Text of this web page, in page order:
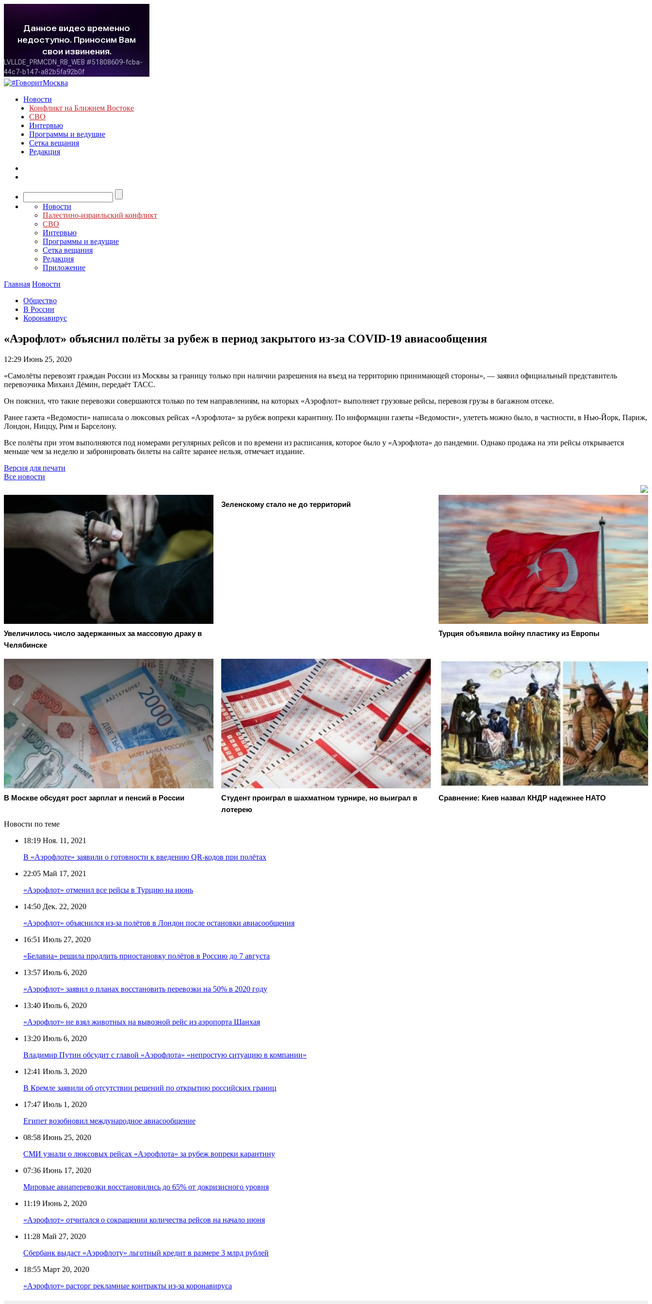
Новости
Конфликт на Ближнем Востоке
СВО
Интервью
Программы и ведущие
Сетка вещания
Редакция
Новости
Палестино-израильский конфликт
СВО
Интервью
Программы и ведущие
Сетка вещания
Редакция
Приложение
Главная Новости
Общество
В России
Коронавирус
«Аэрофлот» объяснил полёты за рубеж в период закрытого из-за COVID-19 авиасообщения
12:29 Июнь 25, 2020
«Самолёты перевозят граждан России из Москвы за границу только при наличии разрешения на въезд на территорию принимающей стороны», — заявил официальный представитель
перевозчика Михаил Дёмин, передаёт ТАСС.
Он пояснил, что такие перевозки совершаются только по тем направлениям, на которых «Аэрофлот» выполняет грузовые рейсы, перевозя грузы в багажном отсеке.
Ранее газета «Ведомости» написала о люксовых рейсах «Аэрофлота» за рубеж вопреки карантину. По информации газеты «Ведомости», улететь можно было, в частности, в Нью-Йорк, Париж,
Лондон, Ниццу, Рим и Барселону.
Все полёты при этом выполняются под номерами регулярных рейсов и по времени из расписания, которое было у «Аэрофлота» до пандемии. Однако продажа на эти рейсы открывается
меньше чем за неделю и забронировать билеты на сайте заранее нельзя, отмечает издание.
Версия для печати
Все новости
Увеличилось число задержанных за массовую драку в
Челябинске
Зеленскому стало не до территорий
Турция объявила войну пластику из Европы
В Москве обсудят рост зарплат и пенсий в России
Студент проиграл в шахматном турнире, но выиграл в
лотерею
Сравнение: Киев назвал КНДР надежнее НАТО
Новости по теме
18:19 Ноя. 11, 2021
В «Аэрофлоте» заявили о готовности к введению QR-кодов при полётах
22:05 Май 17, 2021
«Аэрофлот» отменил все рейсы в Турцию на июнь
14:50 Дек. 22, 2020
«Аэрофлот» объяснился из-за полётов в Лондон после остановки авиасообщения
16:51 Июль 27, 2020
«Белавиа» решила продлить приостановку полётов в Россию до 7 августа
13:57 Июль 6, 2020
«Аэрофлот» заявил о планах восстановить перевозки на 50% в 2020 году
13:40 Июль 6, 2020
«Аэрофлот» не взял животных на вывозной рейс из аэропорта Шанхая
13:20 Июль 6, 2020
Владимир Путин обсудит с главой «Аэрофлота» «непростую ситуацию в компании»
12:41 Июль 3, 2020
В Кремле заявили об отсутствии решений по открытию российских границ
17:47 Июль 1, 2020
Египет возобновил международное авиасообщение
08:58 Июнь 25, 2020
СМИ узнали о люксовых рейсах «Аэрофлота» за рубеж вопреки карантину
07:36 Июнь 17, 2020
Мировые авиаперевозки восстановились до 65% от докризисного уровня
11:19 Июнь 2, 2020
«Аэрофлот» отчитался о сокращении количества рейсов на начало июня
11:28 Май 27, 2020
Сбербанк выдаст «Аэрофлоту» льготный кредит в размере 3 млрд рублей
18:55 Март 20, 2020
«Аэрофлот» расторг рекламные контракты из-за коронавируса